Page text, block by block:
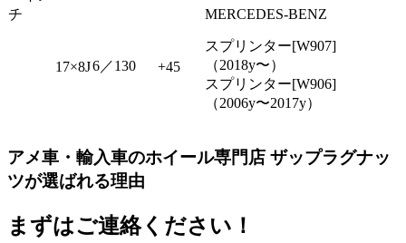
チ
17×8J6／130 +45
MERCEDES-BENZ
スプリンター[W907]
（2018y〜）
スプリンター[W906]
（2006y〜2017y）
アメ車・輸入車のホイール専門店 ザップラグナッ
ツが選ばれる理由
まずはご連絡ください！